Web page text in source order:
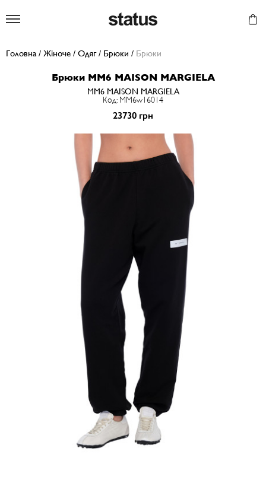
Головна / Жіноче / Одяг/ Брюки / Брюки
Брюки MM6 MAISON MARGIELA
MM6 MAISON MARGIELA
Код: MM6w16014
23730 грн